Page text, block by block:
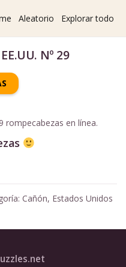
Aleatorio Explorar todo
Nº 29
rompecabezas en línea.
Cañón, Estados Unidos